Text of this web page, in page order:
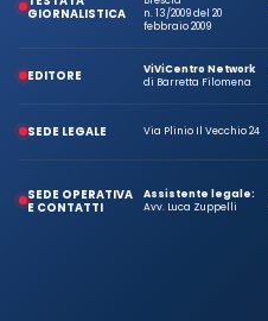
GIORNALISTICA
n. 13/2009 del 20
febbraio 2009
EDITORE
ViViCentro Network
di Barretta Filomena
SEDE LEGALE Via Plinio Il Vecchio 24
SEDE OPERATIVA
E CONTATTI
Assistente legale:
Avv. Luca Zuppelli